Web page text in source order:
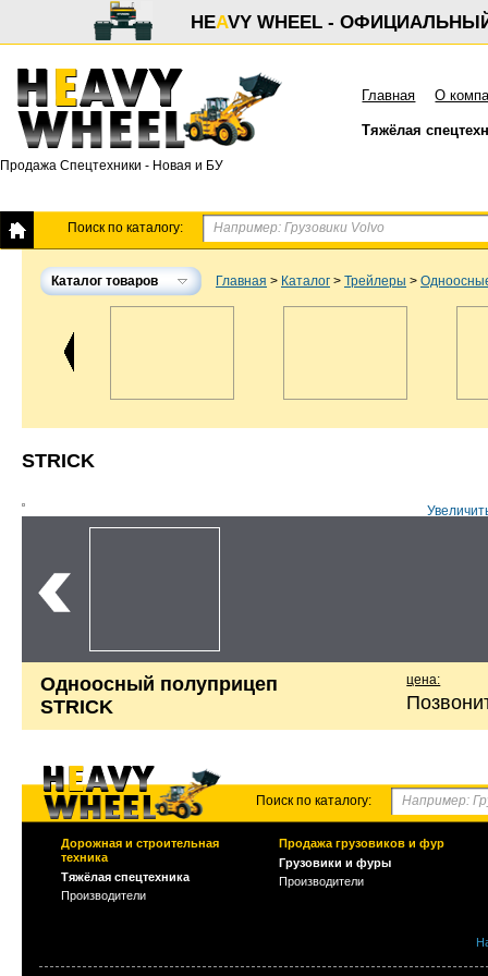
HEAVY WHEEL -
Продажа Спецтехники - Новая и БУ
Главная О
Тяжёлая
Поиск по каталогу:
Каталог товаров Главная > Каталог > Трейлеры >
STRICK
Одноосный полуприцеп
STRICK
цена:
Поиск по каталогу:
Дорожная и строительная
техника
Тяжёлая спецтехника
Производители
Продажа грузовиков и фур
Грузовики и фуры
Производители